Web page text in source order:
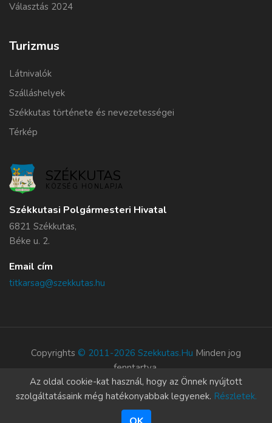
Választás 2024
Turizmus
Látnivalók
Szálláshelyek
Székkutas története és nevezetességei
Térkép
SZÉKKUTAS
KÖZSÉG HONLAPJA
Székkutasi Polgármesteri Hivatal
6821 Székkutas,
Béke u. 2.
Email cím
titkarsag@szekkutas.hu
Copyrights © 2011-2026 Szekkutas.hu Minden jog
fenntartva.
Süti szabályzat
Az oldal cookie-kat használ, hogy az Önnek nyújtott
szolgáltatásaink még hatékonyabbak legyenek. Részletek.